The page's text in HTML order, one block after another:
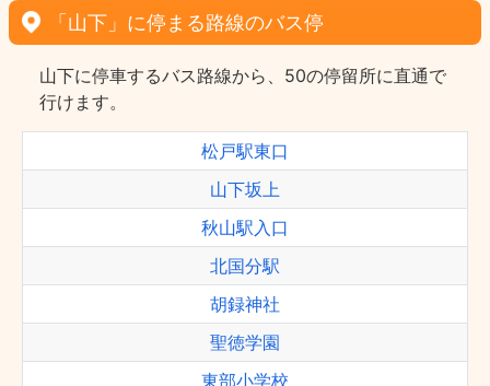
「山下」に停まる路線のバス停
山下に停車するバス路線から、50の停留所に直通で
行けます。
松戸駅東口
山下坂上
秋山駅入口
北国分駅
胡録神社
聖徳学園
東部小学校